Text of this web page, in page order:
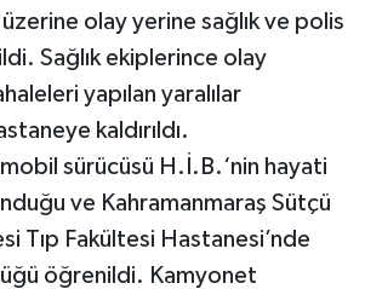
olay yerine sağlık ve polis
Sağlık ekiplerince olay
yapılan yaralılar
kaldırıldı.
sürücüsü H.İ.B.‘nin hayati
ve Kahramanmaraş Sütçü
Tıp Fakültesi Hastanesi’nde
öğrenildi. Kamyonet